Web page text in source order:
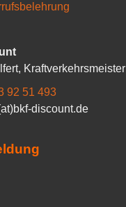
Kraftverkehrsmeister
92 51 493
discount.de